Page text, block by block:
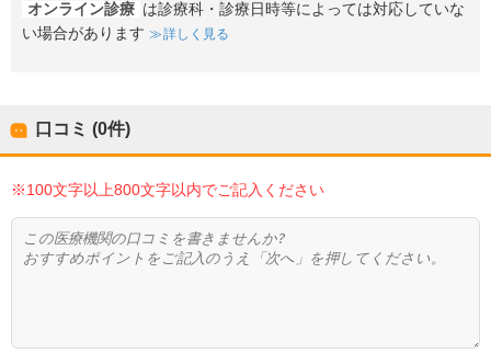
オンライン診療 は診療科・診療日時等によっては対応していな
い場合があります
詳しく見る
口コミ (0件)
※100文字以上800文字以内でご記入ください